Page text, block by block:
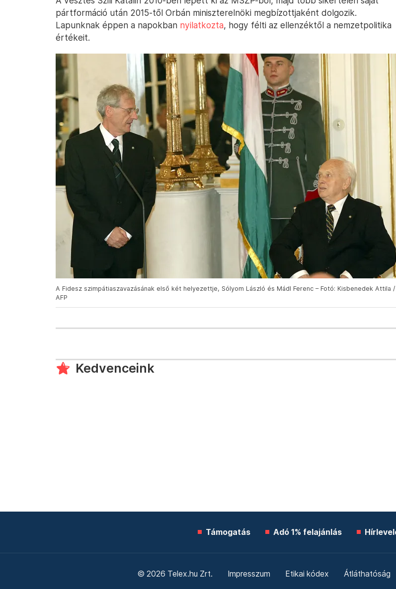
pártformáció után 2015-től Orbán miniszterelnöki megbízottjaként dolgozik.
Lapunknak éppen a napokban nyilatkozta, hogy félti az ellenzéktől a nemzetpolitika
értékeit.
A Fidesz szimpátiaszavazásának első két helyezettje, Sólyom László és Mádl Ferenc – Fotó: Kisbenedek Attila /
AFP
Kedvenceink
Támogatás Adó 1% felajánlás
© 2026 Telex.hu Zrt. Impresszum Etikai kódex Átláthatóság